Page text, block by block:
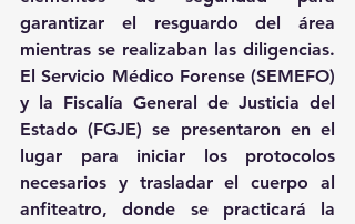
garantizar el resguardo del área
mientras se realizaban las diligencias.
El Servicio Médico Forense (SEMEFO)
y la Fiscalía General de Justicia del
Estado (FGJE) se presentaron en el
lugar para iniciar los protocolos
necesarios y trasladar el cuerpo al
anfiteatro, donde se practicará la